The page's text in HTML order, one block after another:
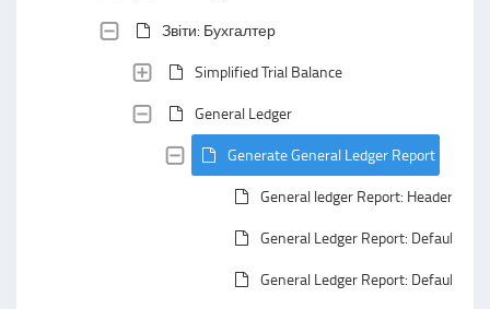
Звіти: Бухгалтер
Simplified Trial Balance
General Ledger
Generate General Ledger Report
General ledger Report: Header Area
General Ledger Report: Default
General Ledger Report: Default